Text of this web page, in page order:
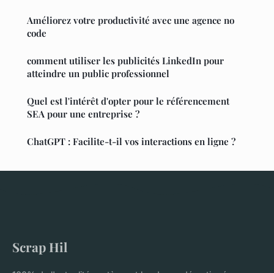
Améliorez votre productivité avec une agence no
code
comment utiliser les publicités LinkedIn pour
atteindre un public professionnel
Quel est l'intérêt d'opter pour le référencement
SEA pour une entreprise ?
ChatGPT : Facilite-t-il vos interactions en ligne ?
Scrap Hil